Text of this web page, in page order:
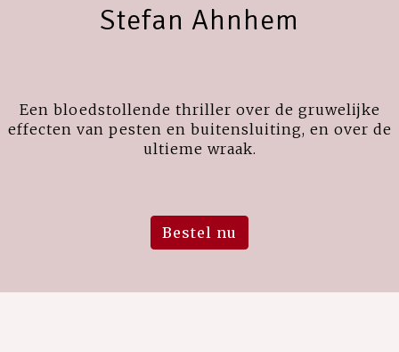
Stefan Ahnhem
Een bloedstollende thriller over de gruwelijke
effecten van pesten en buitensluiting, en over de
ultieme wraak.
Bestel nu